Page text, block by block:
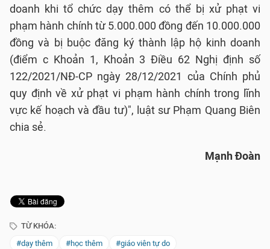
doanh khi tổ chức dạy thêm có thể bị xử phạt vi
phạm hành chính từ 5.000.000 đồng đến 10.000.000
đồng và bị buộc đăng ký thành lập hộ kinh doanh
(điểm c Khoản 1, Khoản 3 Điều 62 Nghị định số
122/2021/NĐ-CP ngày 28/12/2021 của Chính phủ
quy định về xử phạt vi phạm hành chính trong lĩnh
vực kế hoạch và đầu tư)", luật sư Phạm Quang Biên
chia sẻ.
Mạnh Đoàn
TỪ KHÓA:
#dạy thêm
#học thêm
#giáo viên tự do